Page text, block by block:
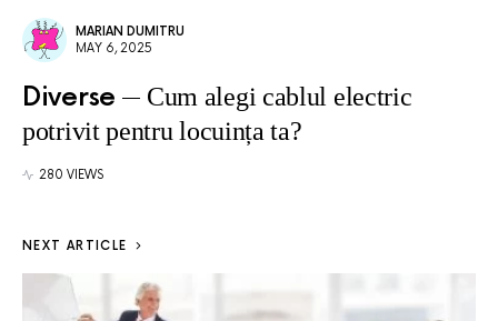
MARIAN DUMITRU
MAY 6, 2025
Diverse
Cum alegi cablul electric
potrivit pentru locuința ta?
280 VIEWS
NEXT ARTICLE